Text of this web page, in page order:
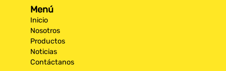
Menú
Inicio
Nosotros
Productos
Noticias
Contáctanos